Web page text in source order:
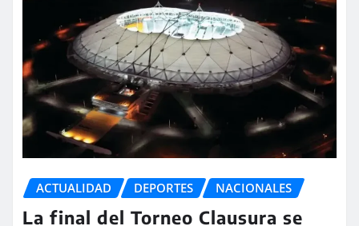
ACTUALIDAD DEPORTES NACIONALES
La final del Torneo Clausura se